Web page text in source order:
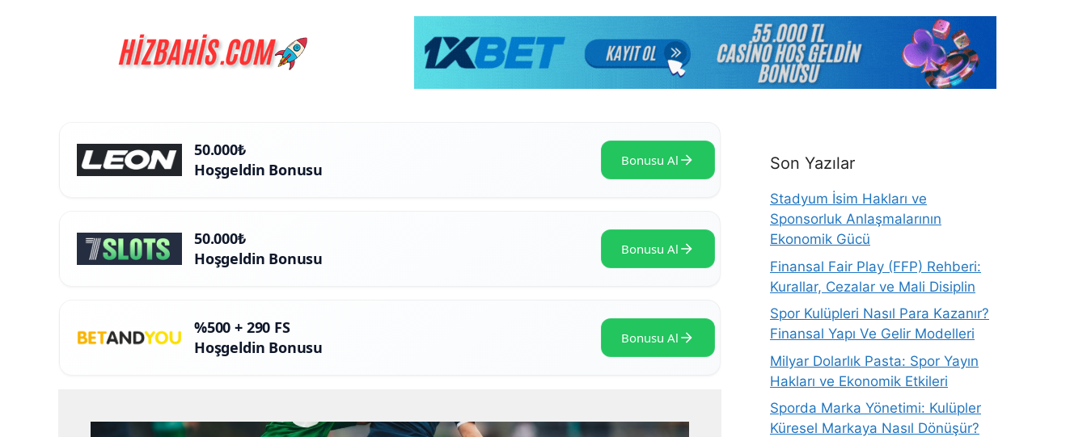
50.000₺
Hoşgeldin Bonusu
Bonusu Al
50.000₺
Hoşgeldin Bonusu
Bonusu Al
%500 + 290 FS
Hoşgeldin Bonusu
Bonusu Al
Son Yazılar
Stadyum İsim Hakları ve
Sponsorluk Anlaşmalarının
Ekonomik Gücü
Finansal Fair Play (FFP) Rehberi:
Kurallar, Cezalar ve Mali Disiplin
Spor Kulüpleri Nasıl Para Kazanır?
Finansal Yapı Ve Gelir Modelleri
Milyar Dolarlık Pasta: Spor Yayın
Hakları ve Ekonomik Etkileri
Sporda Marka Yönetimi: Kulüpler
Küresel Markaya Nasıl Dönüşür?